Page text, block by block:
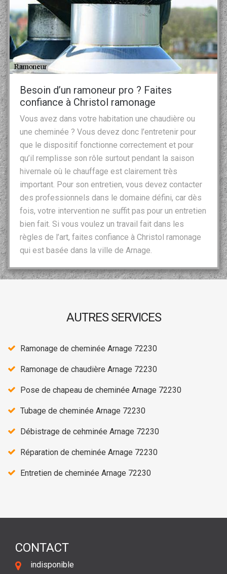
Besoin d’un ramoneur pro ? Faites
confiance à Christol ramonage
Vous avez dans votre habitation une chaudière ou
une cheminée ? Vous devez donc l’entretenir pour
que le dispositif fonctionne correctement et pour
qu’il remplisse son rôle surtout pendant la saison
hivernale où le chauffage est clairement très
important. Pour son entretien, vous devez contacter
des professionnels dans le domaine défini, car dès
fois, votre intervention ne suffit pas pour un entretien
bien fait. Si vous voulez un travail fait dans les
règles de l’art, faites confiance à Christol ramonage
qui est basée dans la ville de Arnage.
AUTRES SERVICES
Ramonage de cheminée Arnage 72230
Ramonage de chaudière Arnage 72230
Pose de chapeau de cheminée Arnage 72230
Tubage de cheminée Arnage 72230
Débistrage de cehminée Arnage 72230
Réparation de cheminée Arnage 72230
Entretien de cheminée Arnage 72230
CONTACT
indisponible